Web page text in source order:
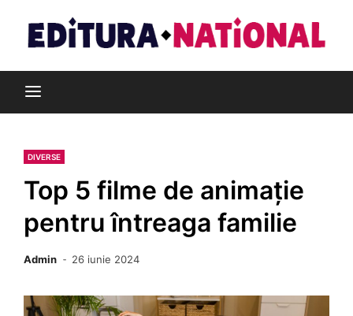
content
Editura Național
DIVERSE
Top 5 filme de animație
pentru întreaga familie
Admin 26 iunie 2024